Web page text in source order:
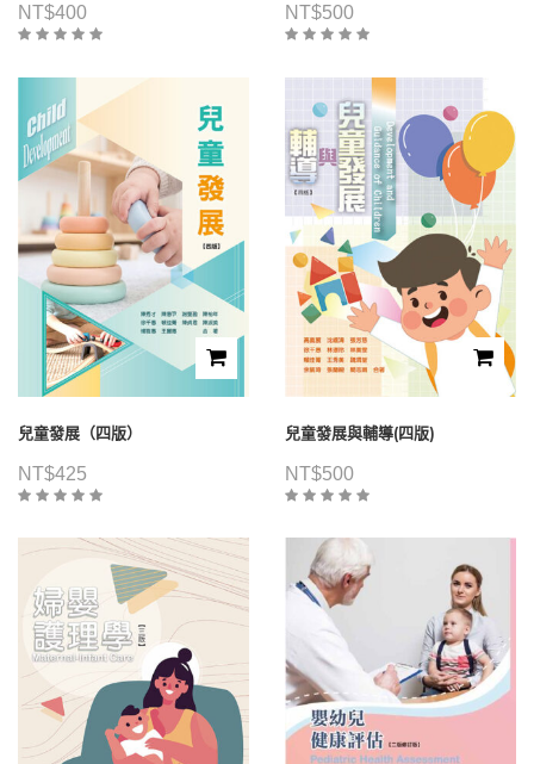
NT$400 NT$500
兒童發展（四版）
NT$425
兒童發展與輔導(四版)
NT$500